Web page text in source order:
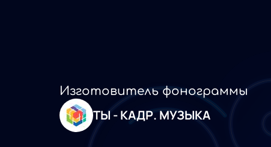
Изготовитель фонограммы
ТЫ - КАДР. МУЗЫКА